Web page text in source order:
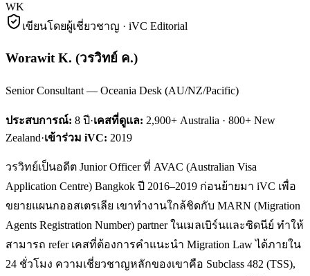
WK
เขียนโดยผู้เชี่ยวชาญ · iVC Editorial
Worawit K. (วรวิทย์ ค.)
Senior Consultant — Oceania Desk (AU/NZ/Pacific)
ประสบการณ์: 8 ปี·เคสที่ดูแล: 2,900+ Australia · 800+ New
Zealand·เข้าร่วม iVC: 2019
วรวิทย์เป็นอดีต Junior Officer ที่ AVAC (Australian Visa
Application Centre) Bangkok ปี 2016–2019 ก่อนย้ายมา iVC เพื่อ
ขยายแผนกออสเตรเลีย เขาทำงานใกล้ชิดกับ MARN (Migration
Agents Registration Number) partner ในเมลเบิร์นและซิดนีย์ ทำให้
สามารถ refer เคสที่ต้องการคำแนะนำ Migration Law ได้ภายใน
24 ชั่วโมง ความเชี่ยวชาญหลักของเขาคือ Subclass 482 (TSS),